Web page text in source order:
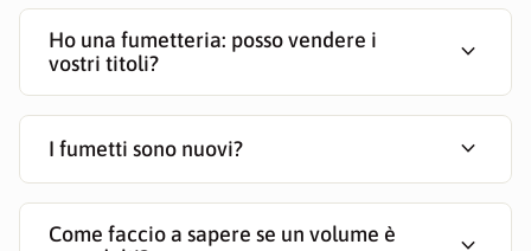
Ho una fumetteria: posso vendere i
vostri titoli?
expand_more
I fumetti sono nuovi? expand_more
Come faccio a sapere se un volume è